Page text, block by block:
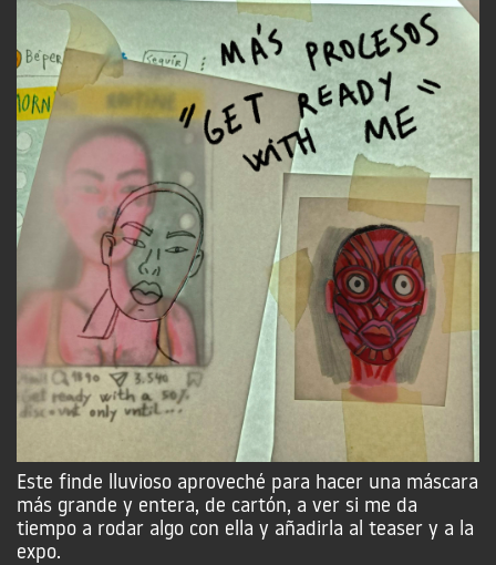
Este finde lluvioso aproveché para hacer una máscara
más grande y entera, de cartón, a ver si me da
tiempo a rodar algo con ella y añadirla al teaser y a la
expo.